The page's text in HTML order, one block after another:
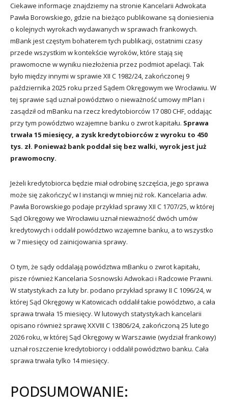
Ciekawe informacje znajdziemy na stronie Kancelarii Adwokata
Pawła Borowskiego, gdzie na bieżąco publikowane są doniesienia
o kolejnych wyrokach wydawanych w sprawach frankowych.
mBank jest częstym bohaterem tych publikacji, ostatnimi czasy
przede wszystkim w kontekście wyroków, które stają się
prawomocne w wyniku niezłożenia przez podmiot apelacji. Tak
było między innymi w sprawie XII C 1982/24, zakończonej 9
października 2025 roku przed Sądem Okręgowym we Wrocławiu. W
tej sprawie sąd uznał powództwo o nieważność umowy mPlan i
zasądził od mBanku na rzecz kredytobiorców 17 080 CHF, oddając
przy tym powództwo wzajemne banku o zwrot kapitału. Sprawa
trwała 15 miesięcy, a zysk kredytobiorców z wyroku to 450
tys. zł. Ponieważ bank poddał się bez walki, wyrok jest już
prawomocny.
Jeżeli kredytobiorca będzie miał odrobinę szczęścia, jego sprawa
może się zakończyć w I instancji w mniej niż rok. Kancelaria adw.
Pawła Borowskiego podaje przykład sprawy XII C 1707/25, w której
Sąd Okręgowy we Wrocławiu uznał nieważność dwóch umów
kredytowych i oddalił powództwo wzajemne banku, a to wszystko
w 7 miesięcy od zainicjowania sprawy.
O tym, że sądy oddalają powództwa mBanku o zwrot kapitału,
pisze również Kancelaria Sosnowski Adwokaci i Radcowie Prawni.
W statystykach za luty br. podano przykład sprawy II C 1096/24, w
której Sąd Okręgowy w Katowicach oddalił takie powództwo, a cała
sprawa trwała 15 miesięcy. W lutowych statystykach kancelarii
opisano również sprawę XXVIII C 13806/24, zakończoną 25 lutego
2026 roku, w której Sąd Okręgowy w Warszawie (wydział frankowy)
uznał roszczenie kredytobiorcy i oddalił powództwo banku. Cała
sprawa trwała tylko 14 miesięcy.
PODSUMOWANIE: